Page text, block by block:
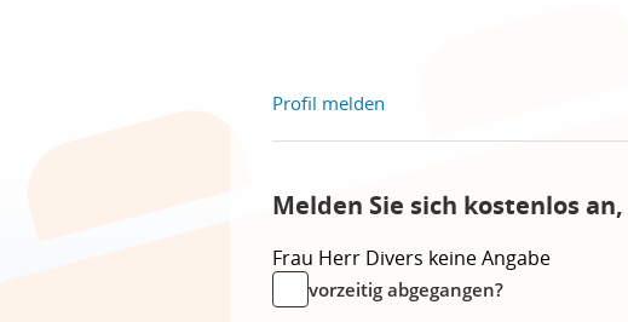
Profil melden
Melden Sie sich kostenlos
Frau Herr Divers keine Angabe
vorzeitig abgegangen?